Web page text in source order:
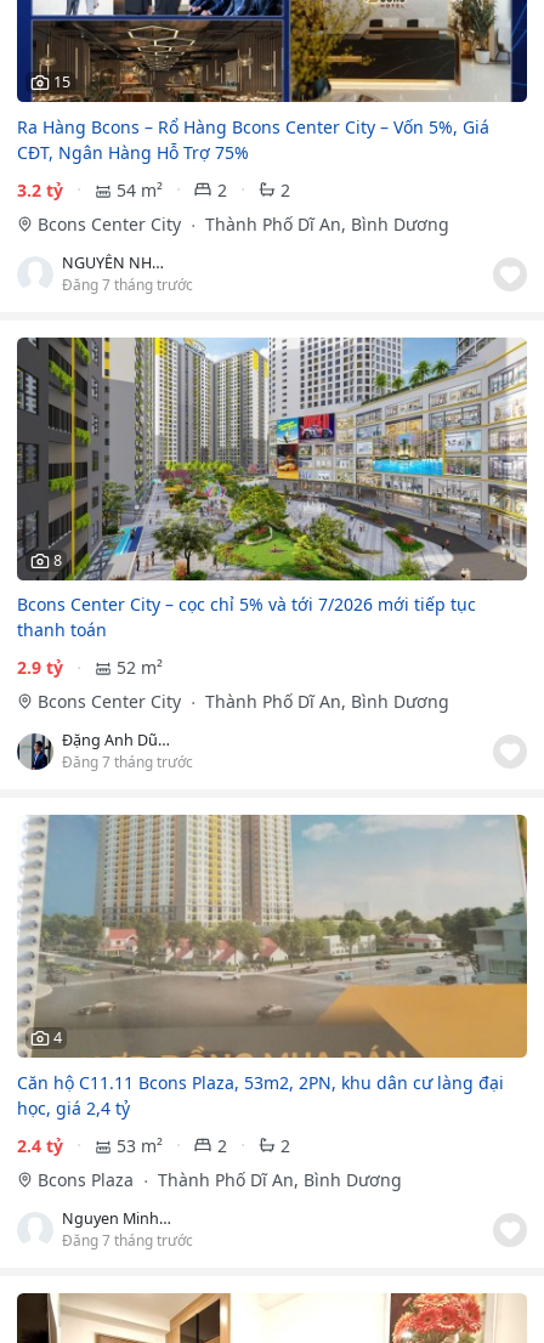
15
Ra Hàng Bcons – Rổ Hàng Bcons Center City – Vốn 5%, Giá
CĐT, Ngân Hàng Hỗ Trợ 75%
3.2 tỷ
54 m² 2
2
Bcons Center City
Thành Phố Dĩ An, Bình Dương
NGUYỄN NHẬT HÀO
Đăng 7 tháng trước
8
Bcons Center City – cọc chỉ 5% và tới 7/2026 mới tiếp tục
thanh toán
2.9 tỷ
52 m²
Bcons Center City
Thành Phố Dĩ An, Bình Dương
Đặng Anh Dũng
Đăng 7 tháng trước
4
Căn hộ C11.11 Bcons Plaza, 53m2, 2PN, khu dân cư làng đại
học, giá 2,4 tỷ
2.4 tỷ
53 m² 2
2
Bcons Plaza
Thành Phố Dĩ An, Bình Dương
Nguyen Minh Trí
Đăng 7 tháng trước